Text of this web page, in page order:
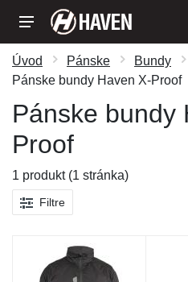
Úvod Pánske
Bundy
Pánske bundy Haven X-Proof
Pánske bundy
Proof
1 produkt (1 stránka)
Filtre